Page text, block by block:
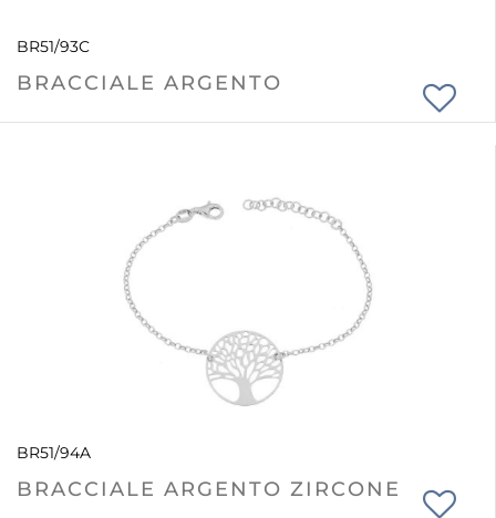
BR51/93C
BRACCIALE ARGENTO
BR51/94A
BRACCIALE ARGENTO ZIRCONE